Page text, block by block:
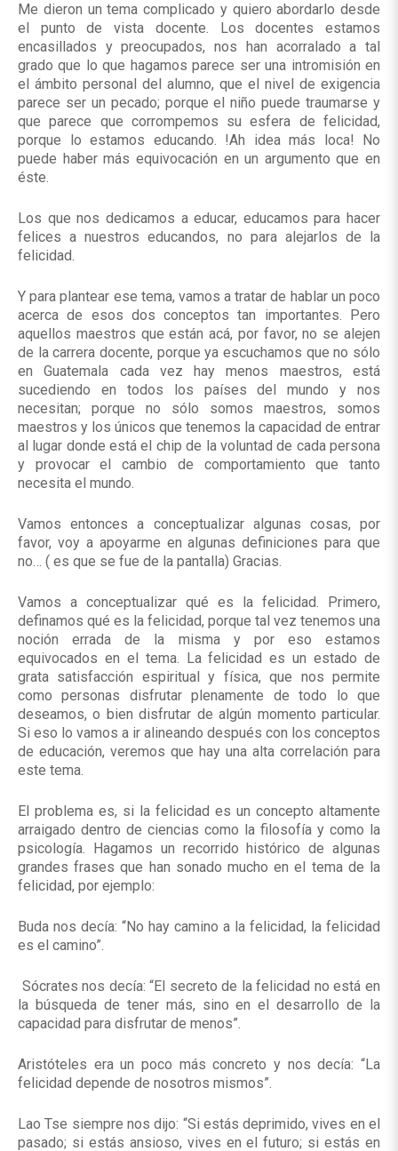
Me dieron un tema complicado y quiero abordarlo desde
el punto de vista docente. Los docentes estamos
encasillados y preocupados, nos han acorralado a tal
grado que lo que hagamos parece ser una intromisión en
el ámbito personal del alumno, que el nivel de exigencia
parece ser un pecado; porque el niño puede traumarse y
que parece que corrompemos su esfera de felicidad,
porque lo estamos educando. !Ah idea más loca! No
puede haber más equivocación en un argumento que en
éste.
Los que nos dedicamos a educar, educamos para hacer
felices a nuestros educandos, no para alejarlos de la
felicidad.
Y para plantear ese tema, vamos a tratar de hablar un poco
acerca de esos dos conceptos tan importantes. Pero
aquellos maestros que están acá, por favor, no se alejen
de la carrera docente, porque ya escuchamos que no sólo
en Guatemala cada vez hay menos maestros, está
sucediendo en todos los países del mundo y nos
necesitan; porque no sólo somos maestros, somos
maestros y los únicos que tenemos la capacidad de entrar
al lugar donde está el chip de la voluntad de cada persona
y provocar el cambio de comportamiento que tanto
necesita el mundo.
Vamos entonces a conceptualizar algunas cosas, por
favor, voy a apoyarme en algunas definiciones para que
no… ( es que se fue de la pantalla) Gracias.
Vamos a conceptualizar qué es la felicidad. Primero,
definamos qué es la felicidad, porque tal vez tenemos una
noción errada de la misma y por eso estamos
equivocados en el tema. La felicidad es un estado de
grata satisfacción espiritual y física, que nos permite
como personas disfrutar plenamente de todo lo que
deseamos, o bien disfrutar de algún momento particular.
Si eso lo vamos a ir alineando después con los conceptos
de educación, veremos que hay una alta correlación para
este tema.
El problema es, si la felicidad es un concepto altamente
arraigado dentro de ciencias como la filosofía y como la
psicología. Hagamos un recorrido histórico de algunas
grandes frases que han sonado mucho en el tema de la
felicidad, por ejemplo:
Buda nos decía: “No hay camino a la felicidad, la felicidad
es el camino”.
Sócrates nos decía: “El secreto de la felicidad no está en
la búsqueda de tener más, sino en el desarrollo de la
capacidad para disfrutar de menos”.
Aristóteles era un poco más concreto y nos decía: “La
felicidad depende de nosotros mismos”.
Lao Tse siempre nos dijo: “Si estás deprimido, vives en el
pasado; si estás ansioso, vives en el futuro; si estás en